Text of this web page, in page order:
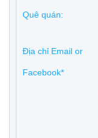
Quê quán:
Địa chỉ Email or
Facebook*